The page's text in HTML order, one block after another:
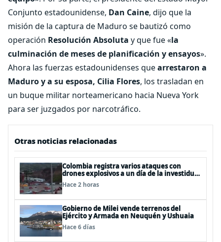
Conjunto estadounidense, Dan Caine, dijo que la
misión de la captura de Maduro se bautizó como
operación Resolución Absoluta y que fue «la
culminación de meses de planificación y ensayos».
Ahora las fuerzas estadounidenses quearrestaron a
Maduro y a su esposa, Cilia Flores, los trasladan en
un buque militar norteamericano hacia Nueva York
para ser juzgados por narcotráfico.
Otras noticias relacionadas
Colombia registra varios ataques con
drones explosivos a un día de la investidura
de De la Espriella: un policía muerto
Hace 2 horas
Gobierno de Milei vende terrenos del
Ejército y Armada en Neuquén y Ushuaia
Hace 6 días